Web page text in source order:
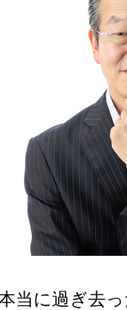
当に過ぎ去